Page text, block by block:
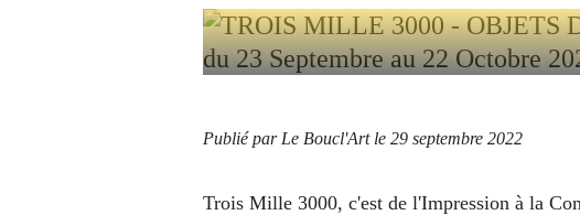
Publié par Le Boucl'Art le 29 septembre 2022
Trois Mille 3000, c'est de l'Impression à la